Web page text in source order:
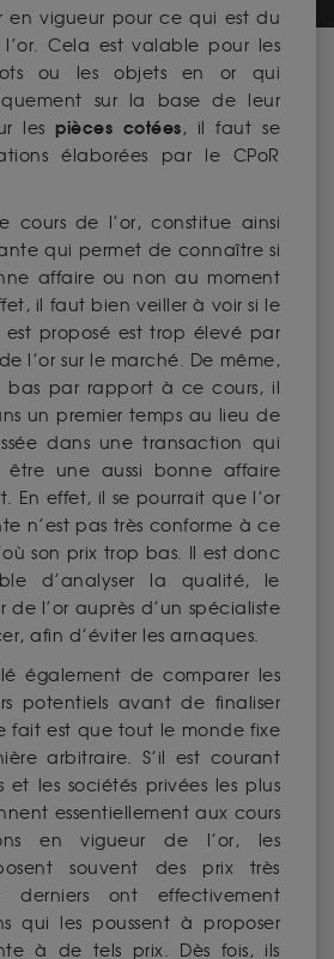
en vigueur pour ce qui est du
Cela est valable pour les
ou les objets en or qui
sur la base de leur
lespièces cotées, il faut se
élaborées par le CPoR
cours de l’or, constitue ainsi
qui permet de connaître si
affaire ou non au moment
il faut bien veiller à voir si le
proposé est trop élevé par
l’or sur le marché. De même,
bas par rapport à ce cours, il
un premier temps au lieu de
dans une transaction qui
une aussi bonne affaire
En effet, il se pourrait que l’or
n’est pas très conforme à ce
son prix trop bas. Il est donc
d’analyser la qualité, le
de l’or auprès d’un spécialiste
afin d’éviter les arnaques.
également de comparer les
potentiels avant de finaliser
fait est que tout le monde fixe
arbitraire. S’il est courant
les sociétés privées les plus
essentiellement aux cours
en vigueur de l’or, les
souvent des prix très
derniers ont effectivement
qui les poussent à proposer
à de tels prix. Dès fois, ils